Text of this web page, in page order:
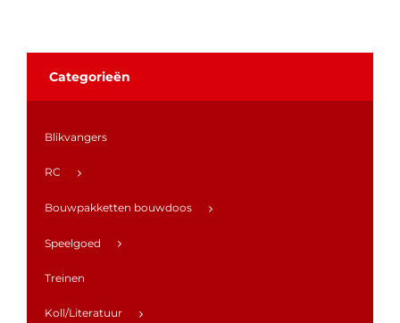
Categorieën
Blikvangers
RC
Bouwpakketten bouwdoos
Speelgoed
Treinen
Koll/Literatuur